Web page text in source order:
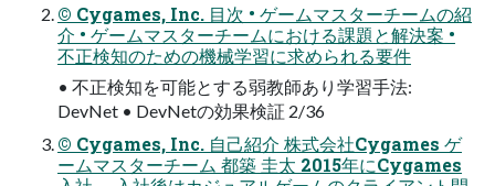
© Cygames, Inc. 目次 • ゲームマスターチームの紹
介 • ゲームマスターチームにおける課題と解決案 •
不正検知のための機械学習に求められる要件
• 不正検知を可能とする弱教師あり学習手法:
DevNet • DevNetの効果検証 2/36
© Cygames, Inc. 自己紹介 株式会社Cygames ゲ
ームマスターチーム 都築 圭太 2015年にCygames